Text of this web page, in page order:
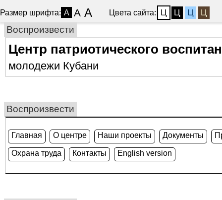
Размер шрифта: A A A Цвета сайта: Ц Ц Ц Ц
Воспроизвести
Центр патриотического
молодежи Кубани
Воспроизвести
Главная О центре Наши проекты Документы
Охрана труда Контакты English version